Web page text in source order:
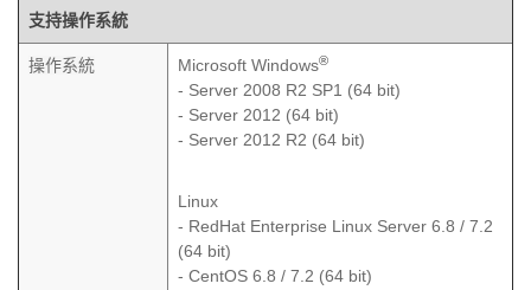
支持操作系統
操作系統 Microsoft Windows®
- Server 2008 R2 SP1 (64 bit)
- Server 2012 (64 bit)
- Server 2012 R2 (64 bit)
Linux
- RedHat Enterprise Linux Server 6.8 / 7.2
(64 bit)
- CentOS 6.8 / 7.2 (64 bit)